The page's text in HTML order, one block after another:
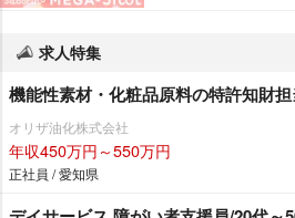
求人特集
機能性素材・化粧品原料の特許知財担
オリザ油化株式会社
年収450万円～550万円
正社員 / 愛知県